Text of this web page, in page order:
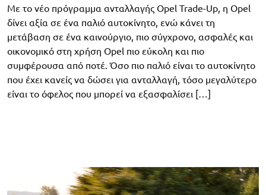
Με το νέο πρόγραμμα ανταλλαγής Opel Trade-Up, η Opel
δίνει αξία σε ένα παλιό αυτοκίνητο, ενώ κάνει τη
μετάβαση σε ένα καινούργιο, πιο σύγχρονο, ασφαλές και
οικονομικό στη χρήση Opel πιο εύκολη και πιο
συμφέρουσα από ποτέ. Όσο πιο παλιό είναι το αυτοκίνητο
που έχει κανείς να δώσει για ανταλλαγή, τόσο μεγαλύτερο
είναι το όφελος που μπορεί να εξασφαλίσει […]